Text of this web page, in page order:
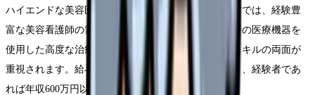
ハイエンドな美容医療を提供する銀座・表参道エリアでは、経験豊
富な美容看護師の需要が特に高くなっています。最新の医療機器を
使用した高度な治療を提供するため、技術力と接客スキルの両面が
重視されます。給与水準も都内で最も高い傾向にあり、経験者であ
れば年収600万円以上も珍しくありません。